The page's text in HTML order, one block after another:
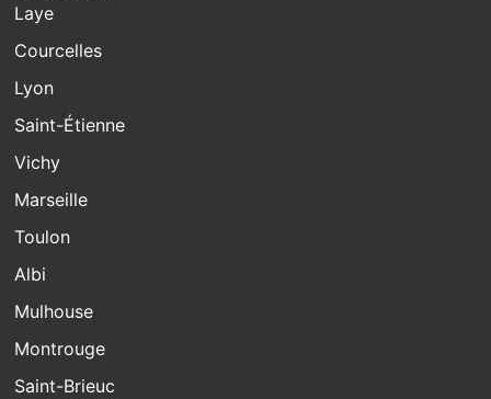
Laye
Courcelles
Lyon
Saint-Étienne
Vichy
Marseille
Toulon
Albi
Mulhouse
Montrouge
Saint-Brieuc